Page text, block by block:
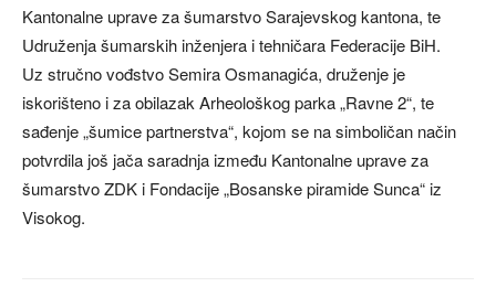
Kantonalne uprave za šumarstvo Sarajevskog kantona, te
Udruženja šumarskih inženjera i tehničara Federacije BiH.
Uz stručno vođstvo Semira Osmanagića, druženje je
iskorišteno i za obilazak Arheološkog parka „Ravne 2“, te
sađenje „šumice partnerstva“, kojom se na simboličan način
potvrdila još jača saradnja između Kantonalne uprave za
šumarstvo ZDK i Fondacije „Bosanske piramide Sunca“ iz
Visokog.